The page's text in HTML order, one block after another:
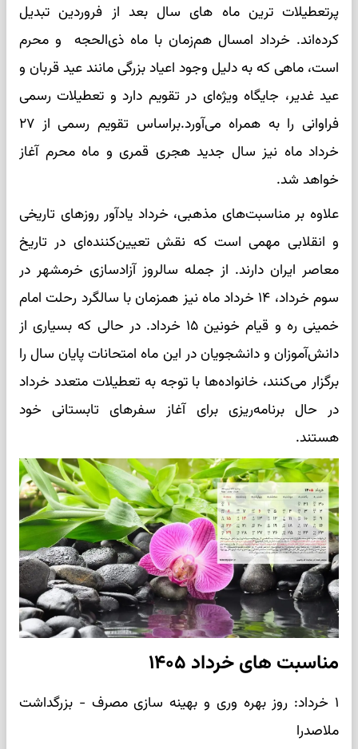
پرتعطیلات ترین ماه های سال بعد از فروردین تبدیل
کرده‌اند. خرداد امسال هم‌زمان با ماه ذی‌الحجه و محرم
است، ماهی که به دلیل وجود اعیاد بزرگی مانند عید قربان و
عید غدیر، جایگاه ویژه‌ای در تقویم دارد و تعطیلات رسمی
فراوانی را به همراه می‌آورد.براساس تقویم رسمی از ۲۷
خرداد ماه نیز سال جدید هجری قمری و ماه محرم آغاز
خواهد شد.
علاوه بر مناسبت‌های مذهبی، خرداد یادآور روزهای تاریخی
و انقلابی مهمی است که نقش تعیین‌کننده‌ای در تاریخ
معاصر ایران دارند. از جمله سالروز آزادسازی خرمشهر در
سوم خرداد، ۱۴ خرداد ماه نیز همزمان با سالگرد رحلت امام
خمینی ره و قیام خونین ۱۵ خرداد. در حالی که بسیاری از
دانش‌آموزان و دانشجویان در این ماه امتحانات پایان سال را
برگزار می‌کنند، خانواده‌ها با توجه به تعطیلات متعدد خرداد
در حال برنامه‌ریزی برای آغاز سفرهای تابستانی خود
هستند.
مناسبت های خرداد ۱۴۰۵
۱ خرداد: روز بهره وری و بهینه سازی مصرف - بزرگداشت
ملاصدرا